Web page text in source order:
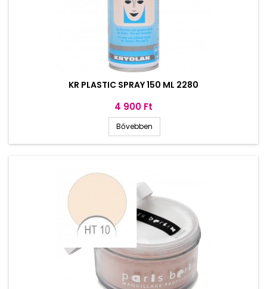
KR PLASTIC SPRAY 150 ML 2280
Ár
4 900 Ft
Bővebben